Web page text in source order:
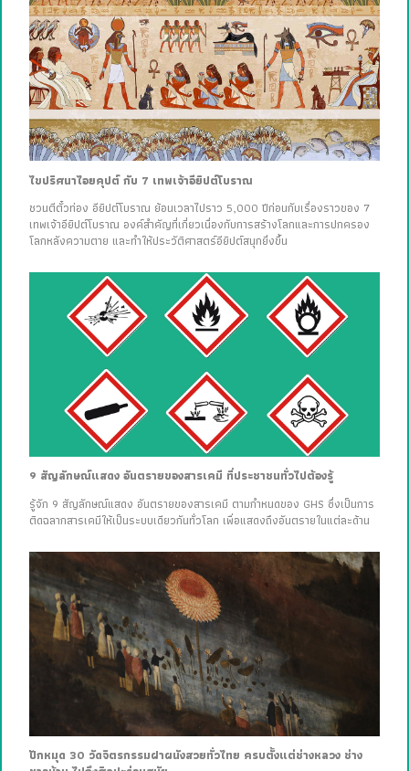
ไขปริศนาไอยคุปต์ กับ 7 เทพเจ้าอียิปต์โบราณ
ชวนตีตั๋วท่อง อียิปต์โบราณ ย้อนเวลาไปราว 5,000 ปีก่อนกับเรื่องราวของ 7
เทพเจ้าอียิปต์โบราณ องค์สำคัญที่เกี่ยวเนื่องกับการสร้างโลกและการปกครอง
โลกหลังความตาย และทำให้ประวัติศาสตร์อียิปต์สนุกยิ่งขึ้น
9 สัญลักษณ์แสดง อันตรายของสารเคมี ที่ประชาชนทั่วไปต้องรู้
รู้จัก 9 สัญลักษณ์แสดง อันตรายของสารเคมี ตามกำหนดของ GHS ซึ่งเป็นการ
ติดฉลากสารเคมีให้เป็นระบบเดียวกันทั่วโลก เพื่อแสดงถึงอันตรายในแต่ละด้าน
ปักหมุด 30 วัดจิตรกรรมฝาผนังสวยทั่วไทย ครบตั้งแต่ช่างหลวง ช่าง